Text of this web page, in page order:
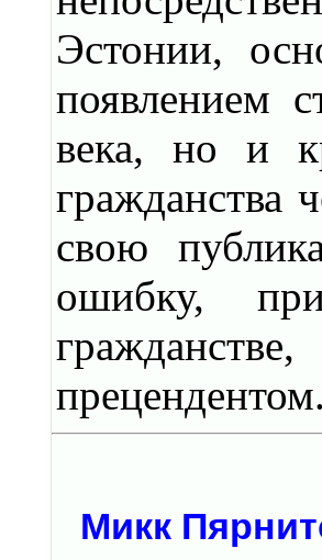
Эстонии,
появлением
века, но и
гражданства
свою
ошибку,
прецендентом.
Микк